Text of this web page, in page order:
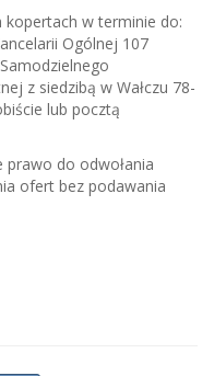
kopertach w terminie do:
Ogólnej 107
z siedzibą w Wałczu 78-
lub pocztą
prawo do odwołania
ofert bez podawania